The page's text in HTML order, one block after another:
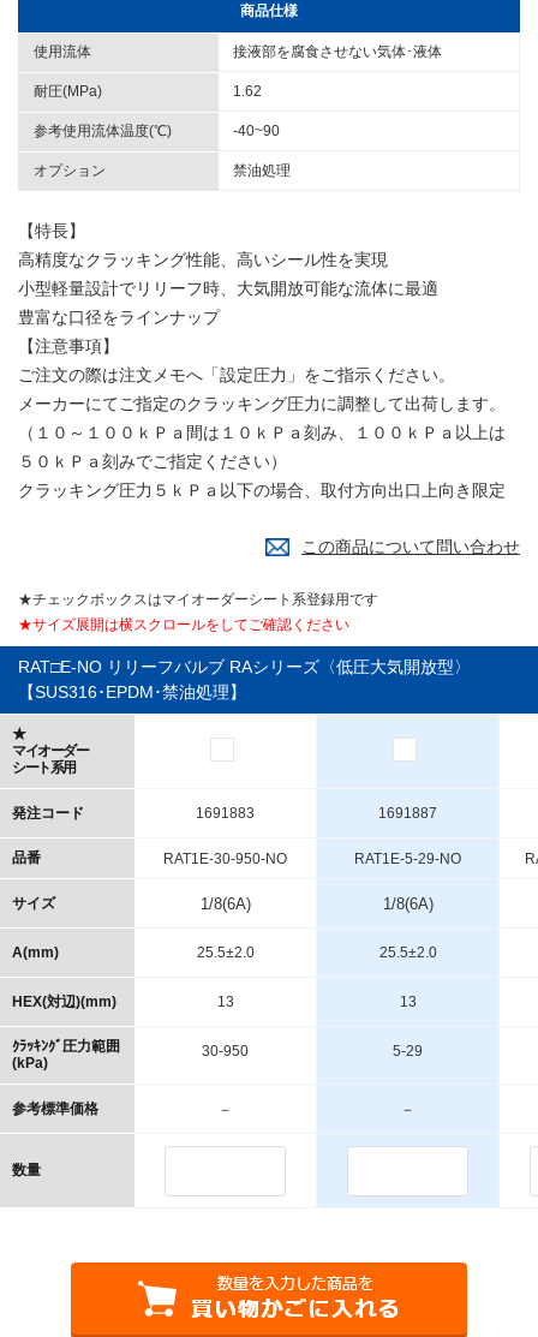
商品仕様
使用流体 接液部を腐食させない気体･液体
耐圧(MPa) 1.62
参考使用流体温度(℃) -40~90
オプション 禁油処理
【特長】
高精度なクラッキング性能、高いシール性を実現
小型軽量設計でリリーフ時、大気開放可能な流体に最適
豊富な口径をラインナップ
【注意事項】
ご注文の際は注文メモへ「設定圧力」をご指示ください。
メーカーにてご指定のクラッキング圧力に調整して出荷します。
（１０～１００ｋＰａ間は１０ｋＰａ刻み、１００ｋＰａ以上は
５０ｋＰａ刻みでご指定ください）
クラッキング圧力５ｋＰａ以下の場合、取付方向出口上向き限定
この商品について問い合わせ
★チェックボックスはマイオーダーシート系登録用です
★サイズ展開は横スクロールをしてご確認ください
RAT□E-NO リリーフバルブ RAシリーズ〈低圧大気開放型〉
【SUS316･EPDM･禁油処理】
★
マイオーダー
シート系用
発注コード
品番
サイズ
A(mm)
HEX(対辺)(mm)
ｸﾗｯｷﾝｸﾞ圧力範囲
(kPa)
参考標準価格
数量
1691883
RAT1E-30-950-NO
1/8(6A)
25.5±2.0
13
30-950
－
1691887
RAT1E-5-29-NO
1/8(6A)
25.5±2.0
13
5-29
－